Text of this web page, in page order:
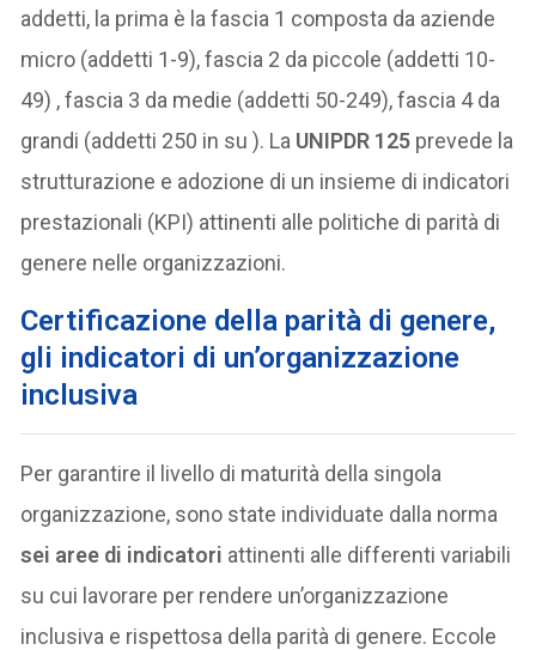
addetti, la prima è la fascia 1 composta da aziende
micro (addetti 1-9), fascia 2 da piccole (addetti 10-
49) , fascia 3 da medie (addetti 50-249), fascia 4 da
grandi (addetti 250 in su ). La UNIPDR 125 prevede la
strutturazione e adozione di un insieme di indicatori
prestazionali (KPI) attinenti alle politiche di parità di
genere nelle organizzazioni.
Certificazione della parità di genere,
gli indicatori di un’organizzazione
inclusiva
Per garantire il livello di maturità della singola
organizzazione, sono state individuate dalla norma
sei aree di indicatori attinenti alle differenti variabili
su cui lavorare per rendere un’organizzazione
inclusiva e rispettosa della parità di genere. Eccole